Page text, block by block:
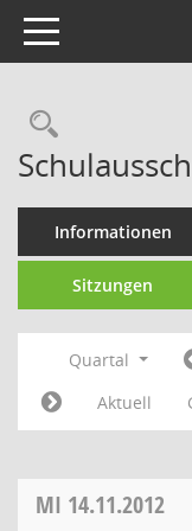
Toggle navigation
Informationen
Sitzungen
Quartal
Aktuell
MI 14.11.2012